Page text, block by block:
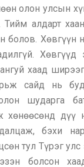
олон улсын
Тийм алдарт
болов. Хөвгүүн
Хөвгүүд
хаад
сайд нь
шударга
хөнөөсөнд дүү
бэхи
тул Түрэг
болсон